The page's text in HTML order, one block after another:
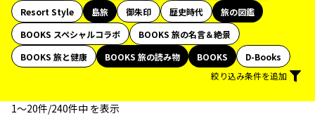
Resort Style
島旅 御朱印 歴史時代
旅の図鑑
BOOKS スペシャルコラボ
BOOKS 旅の名言＆絶景
BOOKS 旅と健康
BOOKS 旅の読み物 BOOKS
D-Books
絞り込み条件を追加
1〜20件/240件中 を表示